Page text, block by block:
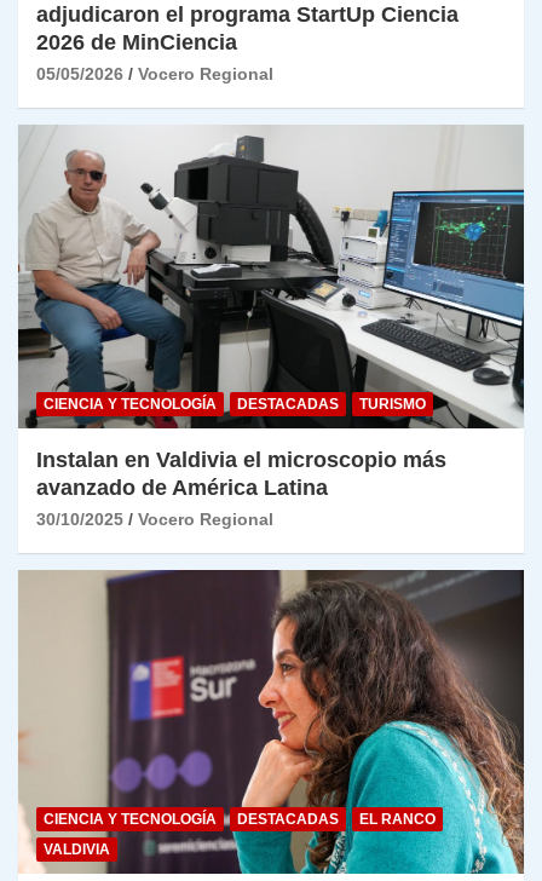
adjudicaron el programa StartUp Ciencia
2026 de MinCiencia
05/05/2026 Vocero Regional
CIENCIA Y TECNOLOGÍA DESTACADAS TURISMO
Instalan en Valdivia el microscopio más
avanzado de América Latina
30/10/2025 Vocero Regional
CIENCIA Y TECNOLOGÍA DESTACADAS
EL RANCO
VALDIVIA